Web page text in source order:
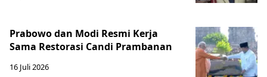
Prabowo dan Modi Resmi Kerja
Sama Restorasi Candi Prambanan
16 Juli 2026